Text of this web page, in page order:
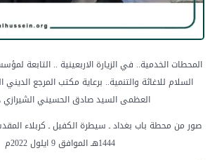
المحطات الخدمية.. في الزيارة الاربعينية .. التابعة
السلام للاغاثة والتنمية.. برعاية مكتب المرجع الديني
العظمى السيد صادق الحسيني الشيرازي
1444هـ الموافق 9 ايلول 2022م